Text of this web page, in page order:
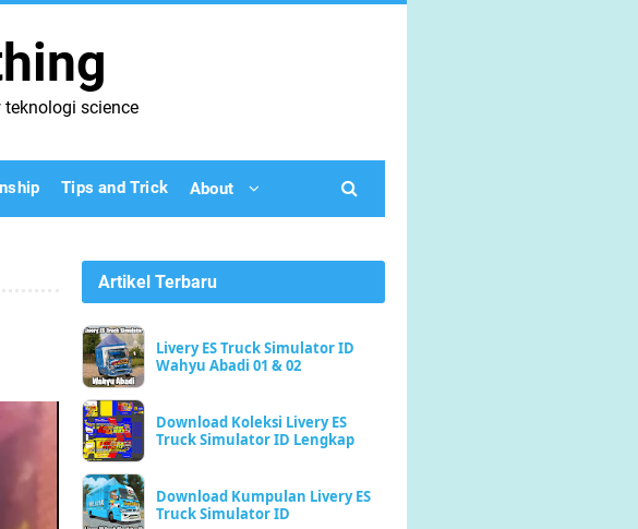
science
Tips and Trick About
Artikel Terbaru
Livery ES Truck Simulator ID
Wahyu Abadi 01 & 02
Download Koleksi Livery ES
Truck Simulator ID Lengkap
Download Kumpulan Livery ES
Truck Simulator ID